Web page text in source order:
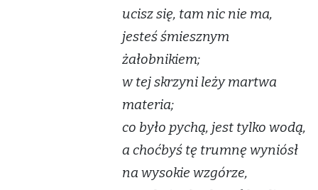
ucisz się, tam nic nie ma,
jesteś śmiesznym
żałobnikiem;
w tej skrzyni leży martwa
materia;
co było pychą, jest tylko wodą,
a choćbyś tę trumnę wyniósł
na wysokie wzgórze,